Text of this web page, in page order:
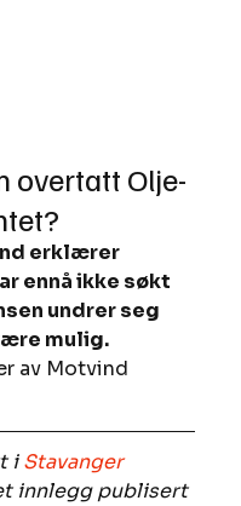
overtatt Olje-
erklærer
ennå ikke søkt
undrer seg
mulig.
av Motvind
i Stavanger
innlegg publisert